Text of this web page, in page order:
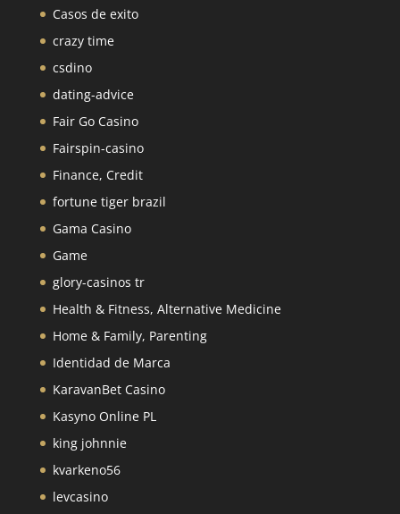
Casos de exito
crazy time
csdino
dating-advice
Fair Go Casino
Fairspin-casino
Finance, Credit
fortune tiger brazil
Gama Casino
Game
glory-casinos tr
Health & Fitness, Alternative Medicine
Home & Family, Parenting
Identidad de Marca
KaravanBet Casino
Kasyno Online PL
king johnnie
kvarkeno56
levcasino